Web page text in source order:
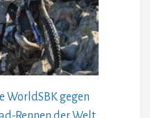
WorldSBK gegen